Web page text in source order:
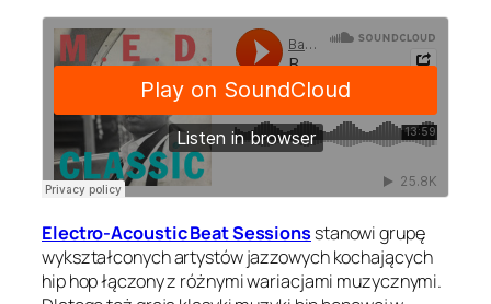
Electro-Acoustic Beat Sessionsstanowi grupę
wykształconych artystów jazzowych kochających
hip hop łączony z różnymi wariacjami muzycznymi.